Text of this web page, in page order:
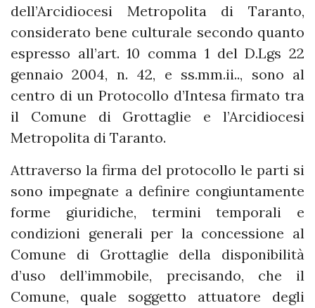
dell’Arcidiocesi Metropolita di Taranto,
considerato bene culturale secondo quanto
espresso all’art. 10 comma 1 del D.Lgs 22
gennaio 2004, n. 42, e ss.mm.ii.., sono al
centro di un Protocollo d’Intesa firmato tra
il Comune di Grottaglie e l’Arcidiocesi
Metropolita di Taranto.
Attraverso la firma del protocollo le parti si
sono impegnate a definire congiuntamente
forme giuridiche, termini temporali e
condizioni generali per la concessione al
Comune di Grottaglie della disponibilità
d’uso dell’immobile, precisando, che il
Comune, quale soggetto attuatore degli